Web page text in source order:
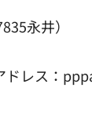
永井）
レス：